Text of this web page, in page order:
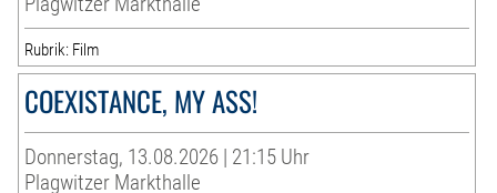
Rubrik: Film
COEXISTANCE, MY ASS!
Donnerstag, 13.08.2026 | 21:15 Uhr
Plagwitzer Markthalle